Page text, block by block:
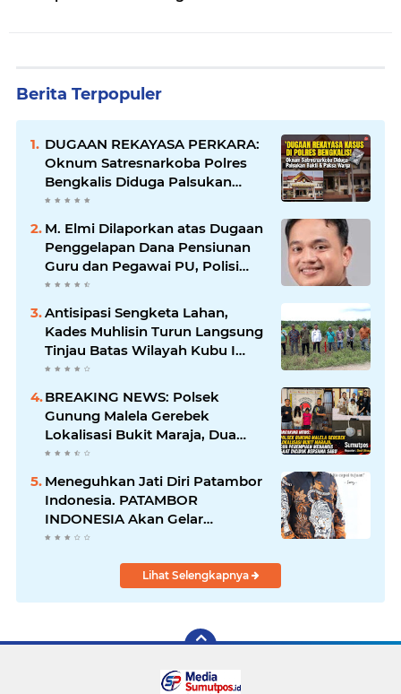
Berita Terpopuler
DUGAAN REKAYASA PERKARA:
Oknum Satresnarkoba Polres
Bengkalis Diduga Palsukan
Barang Bukti Hingga Paksa
Warga Hadir di TKP
M. Elmi Dilaporkan atas Dugaan
Penggelapan Dana Pensiunan
Guru dan Pegawai PU, Polisi
Pastikan Proses Hukum
Berjalan
Antisipasi Sengketa Lahan,
Kades Muhlisin Turun Langsung
Tinjau Batas Wilayah Kubu I
yang Diduga Diserobot PT Jatim
BREAKING NEWS: Polsek
Gunung Malela Gerebek
Lokalisasi Bukit Maraja, Dua
Perempuan Menangis Saat
Diciduk Bersama Sabu
Meneguhkan Jati Diri Patambor
Indonesia. PATAMBOR
INDONESIA Akan Gelar
RAKERNAS II Di Jakarta.
Lihat Selengkapnya